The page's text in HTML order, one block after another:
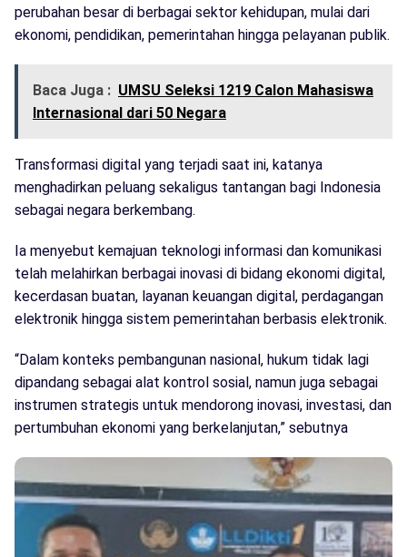
perubahan besar di berbagai sektor kehidupan, mulai dari
ekonomi, pendidikan, pemerintahan hingga pelayanan publik.
Baca Juga : UMSU Seleksi 1219 Calon Mahasiswa
Internasional dari 50 Negara
Transformasi digital yang terjadi saat ini, katanya
menghadirkan peluang sekaligus tantangan bagi Indonesia
sebagai negara berkembang.
Ia menyebut kemajuan teknologi informasi dan komunikasi
telah melahirkan berbagai inovasi di bidang ekonomi digital,
kecerdasan buatan, layanan keuangan digital, perdagangan
elektronik hingga sistem pemerintahan berbasis elektronik.
“Dalam konteks pembangunan nasional, hukum tidak lagi
dipandang sebagai alat kontrol sosial, namun juga sebagai
instrumen strategis untuk mendorong inovasi, investasi, dan
pertumbuhan ekonomi yang berkelanjutan,” sebutnya